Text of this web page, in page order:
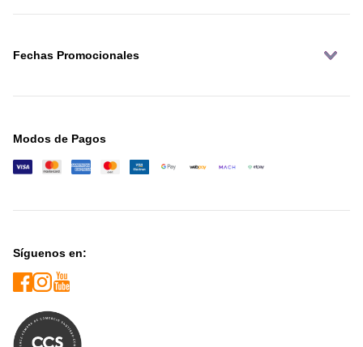
Fechas Promocionales
Modos de Pagos
Síguenos en: